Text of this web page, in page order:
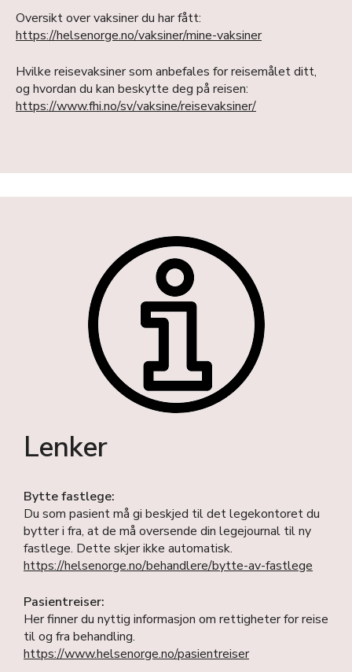
Oversikt over vaksiner du har fått:
https://helsenorge.no/vaksiner/mine-vaksiner
Hvilke reisevaksiner som anbefales for reisemålet ditt,
og hvordan du kan beskytte deg på reisen:
https://www.fhi.no/sv/vaksine/reisevaksiner/
Lenker
Bytte fastlege:
Du som pasient må gi beskjed til det legekontoret du
bytter i fra, at de må oversende din legejournal til ny
fastlege. Dette skjer ikke automatisk.
https://helsenorge.no/behandlere/bytte-av-fastlege
Pasientreiser:
Her finner du nyttig informasjon om rettigheter for reise
til og fra behandling.
https://www.helsenorge.no/pasientreiser